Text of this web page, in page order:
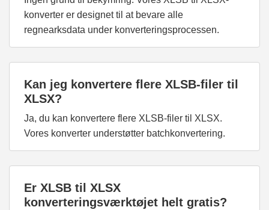
konverter er designet til at bevare alle
regnearksdata under konverteringsprocessen.
Kan jeg konvertere flere XLSB-filer til
XLSX?
Ja, du kan konvertere flere XLSB-filer til XLSX.
Vores konverter understøtter batchkonvertering.
Er XLSB til XLSX
konverteringsværktøjet helt gratis?